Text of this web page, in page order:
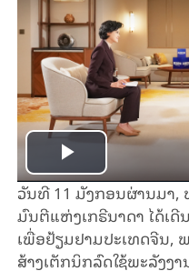
Play
Video
ວັນທີ11 ມັງກອນຜ່ານມາ,
ມົນຕີແຫ່ງເກຣີນາດາ ໄດ້ເດີນ
ເພື່ອຢ້ຽມຢາມປະເທດຈີນ,
ສ້າງເຕັກນິກລົດໃຊ້ພະລັງງາ